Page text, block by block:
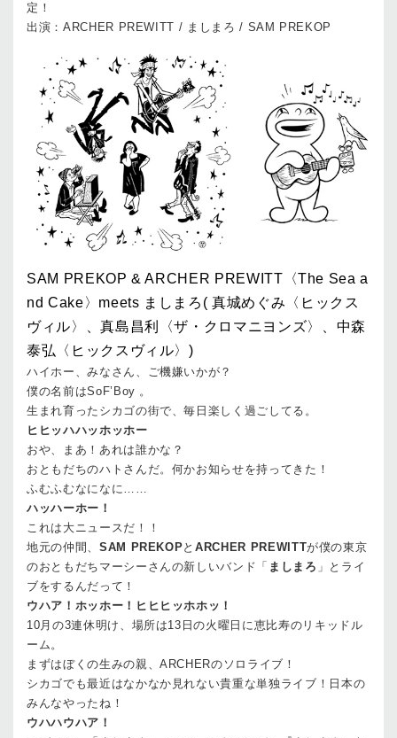
定！
出演：ARCHER PREWITT / ましまろ / SAM PREKOP
SAM PREKOP & ARCHER PREWITT〈The Sea a
nd Cake〉meets ましまろ( 真城めぐみ〈ヒックス
ヴィル〉、真島昌利〈ザ・クロマニヨンズ〉、中森
泰弘〈ヒックスヴィル〉)
ハイホー、みなさん、ご機嫌いかが？
僕の名前はSoF’Boy 。
生まれ育ったシカゴの街で、毎日楽しく過ごしてる。
ヒヒッハハッホッホー
おや、まあ！あれは誰かな？
おともだちのハトさんだ。何かお知らせを持ってきた！
ふむふむなになに……
ハッハーホー！
これは大ニュースだ！！
地元の仲間、 SAM PREKOPとARCHER PREWITTが僕の東京
のおともだちマーシーさんの新しいバンド「 ましまろ 」とライ
ブをするんだって！
ウハア！ホッホー！ヒヒヒッホホッ！
10月の3連休明け、場所は13日の火曜日に恵比寿のリキッドル
ーム。
まずはぼくの生みの親、ARCHERのソロライブ！
シカゴでも最近はなかなか見れない貴重な単独ライブ！日本の
みんなやったね！
ウハハウハア！